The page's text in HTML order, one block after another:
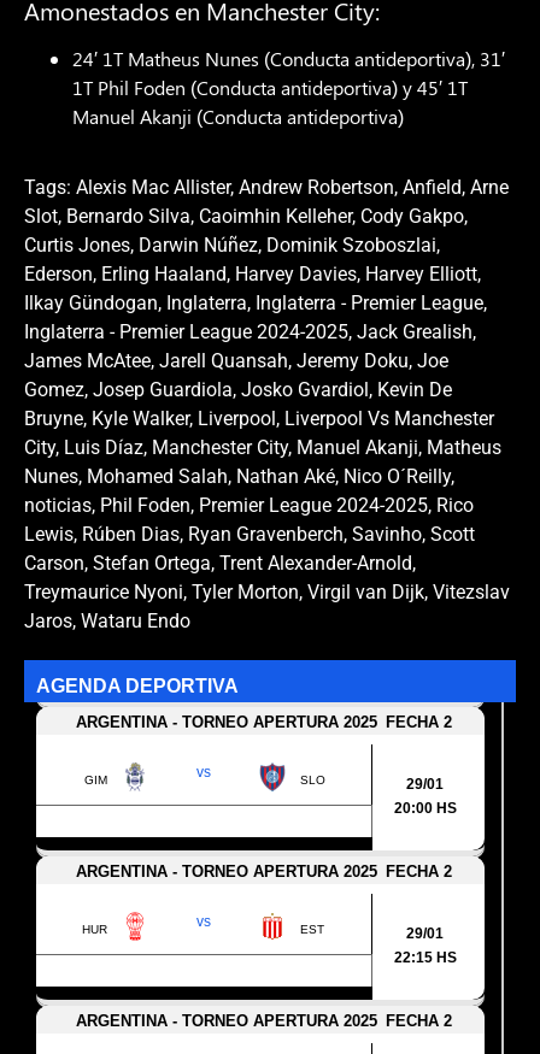
Amonestados en Manchester City:
24′ 1T Matheus Nunes (Conducta antideportiva), 31′
1T Phil Foden (Conducta antideportiva) y 45′ 1T
Manuel Akanji (Conducta antideportiva)
Tags: Alexis Mac Allister, Andrew Robertson, Anfield, Arne
Slot, Bernardo Silva, Caoimhin Kelleher, Cody Gakpo,
Curtis Jones, Darwin Núñez, Dominik Szoboszlai,
Ederson, Erling Haaland, Harvey Davies, Harvey Elliott,
Ilkay Gündogan, Inglaterra, Inglaterra - Premier League,
Inglaterra - Premier League 2024-2025, Jack Grealish,
James McAtee, Jarell Quansah, Jeremy Doku, Joe
Gomez, Josep Guardiola, Josko Gvardiol, Kevin De
Bruyne, Kyle Walker, Liverpool, Liverpool Vs Manchester
City, Luis Díaz, Manchester City, Manuel Akanji, Matheus
Nunes, Mohamed Salah, Nathan Aké, Nico O´Reilly,
noticias, Phil Foden, Premier League 2024-2025, Rico
Lewis, Rúben Dias, Ryan Gravenberch, Savinho, Scott
Carson, Stefan Ortega, Trent Alexander-Arnold,
Treymaurice Nyoni, Tyler Morton, Virgil van Dijk, Vitezslav
Jaros, Wataru Endo